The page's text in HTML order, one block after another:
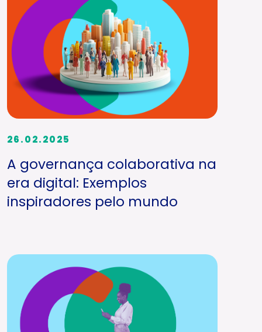
26.02.2025
A governança colaborativa na
era digital: Exemplos
inspiradores pelo mundo